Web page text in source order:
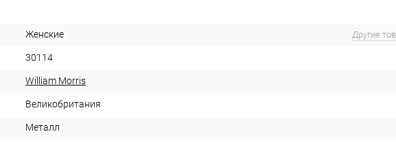
Женские Другие
30114
William Morris
Великобритания
Металл